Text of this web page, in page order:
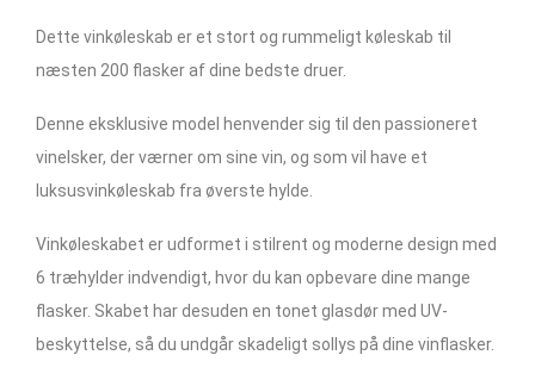
Dette vinkøleskab er et stort og rummeligt køleskab til
næsten 200 flasker af dine bedste druer.
Denne eksklusive model henvender sig til den passioneret
vinelsker, der værner om sine vin, og som vil have et
luksusvinkøleskab fra øverste hylde.
Vinkøleskabet er udformet i stilrent og moderne design med
6 træhylder indvendigt, hvor du kan opbevare dine mange
flasker. Skabet har desuden en tonet glasdør med UV-
beskyttelse, så du undgår skadeligt sollys på dine vinflasker.